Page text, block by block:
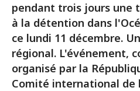
pendant trois jours une
à la détention dans
ce lundi 11 décembre.
régional. L'événement,
organisé par la
Comité international de